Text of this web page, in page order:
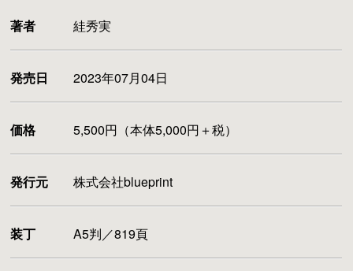
著者 絓秀実
発売日 2023年07月04日
価格 5,500円（本体5,000円＋税）
発行元 株式会社blueprint
装丁 A5判／819頁